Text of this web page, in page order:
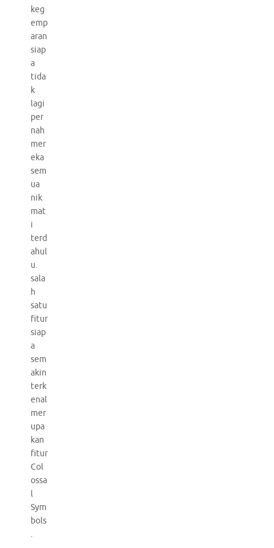
keg
emp
aran
siap
a
tida
k
lagi
per
nah
mer
eka
sem
ua
nik
mat
i
terd
ahul
u.
sala
h
satu
fitur
siap
a
sem
akin
terk
enal
mer
upa
kan
fitur
Col
ossa
l
Sym
bols
.